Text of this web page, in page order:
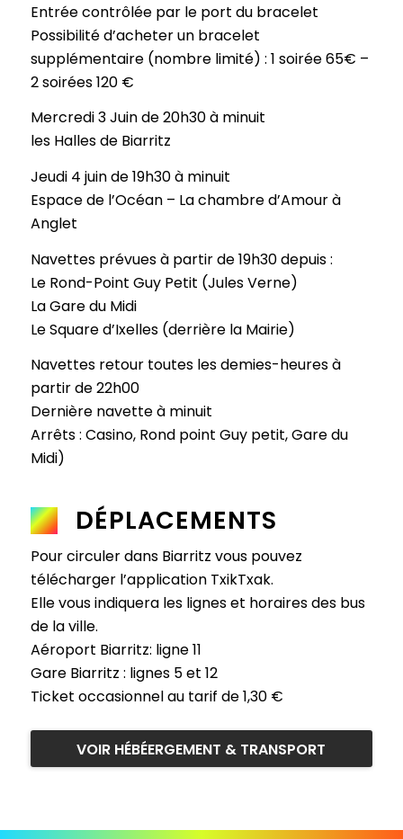
Entrée contrôlée par le port du bracelet
Possibilité d’acheter un bracelet
supplémentaire (nombre limité) : 1 soirée 65€ –
2 soirées 120 €
Mercredi 3 Juin de 20h30 à minuit
les Halles de Biarritz
Jeudi 4 juin de 19h30 à minuit
Espace de l’Océan – La chambre d’Amour à
Anglet
Navettes prévues à partir de 19h30 depuis :
Le Rond-Point Guy Petit (Jules Verne)
La Gare du Midi
Le Square d’Ixelles (derrière la Mairie)
Navettes retour toutes les demies-heures à
partir de 22h00
Dernière navette à minuit
Arrêts : Casino, Rond point Guy petit, Gare du
Midi)
DÉPLACEMENTS
Pour circuler dans Biarritz vous pouvez
télécharger l’application TxikTxak.
Elle vous indiquera les lignes et horaires des bus
de la ville.
Aéroport Biarritz: ligne 11
Gare Biarritz : lignes 5 et 12
Ticket occasionnel au tarif de 1,30 €
VOIR HÉBÉERGEMENT & TRANSPORT